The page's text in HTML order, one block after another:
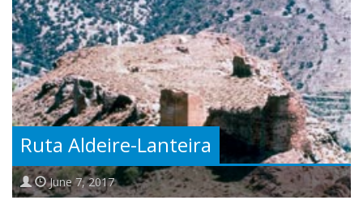
Ruta Aldeire-Lanteira
June 7, 2017